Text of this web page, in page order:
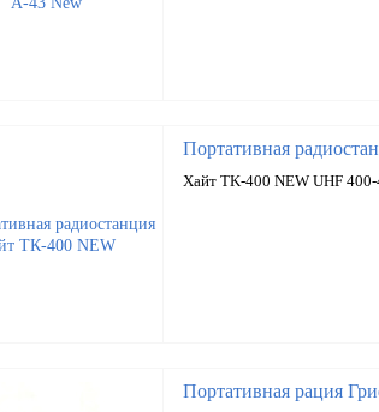
Портативная
Хайт TK-400 NEW UHF
Портативная рация